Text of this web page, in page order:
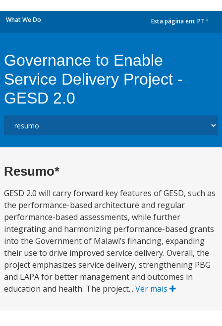
What We Do Esta página em: PT
Governance to Enable
Service Delivery Project -
GESD 2.0
Resumo*
GESD 2.0 will carry forward key features of GESD, such as
the performance-based architecture and regular
performance-based assessments, while further
integrating and harmonizing performance-based grants
into the Government of Malawi’s financing, expanding
their use to drive improved service delivery. Overall, the
project emphasizes service delivery, strengthening PBG
and LAPA for better management and outcomes in
education and health. The project... Ver mais